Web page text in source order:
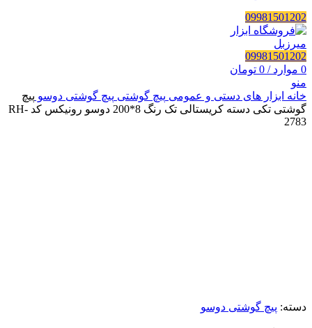
09981501202
09981501202
0 موارد /
0 تومان
منو
خانه ابزار های دستی و عمومی پیچ گوشتی پیچ گوشتی دوسو پیچ
گوشتی تکی دسته کریستالی تک رنگ 8*200 دوسو رونیکس کد RH-
2783
دسته: پیچ گوشتی دوسو